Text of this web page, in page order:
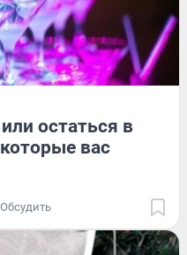
остаться в
вас
Обсудить